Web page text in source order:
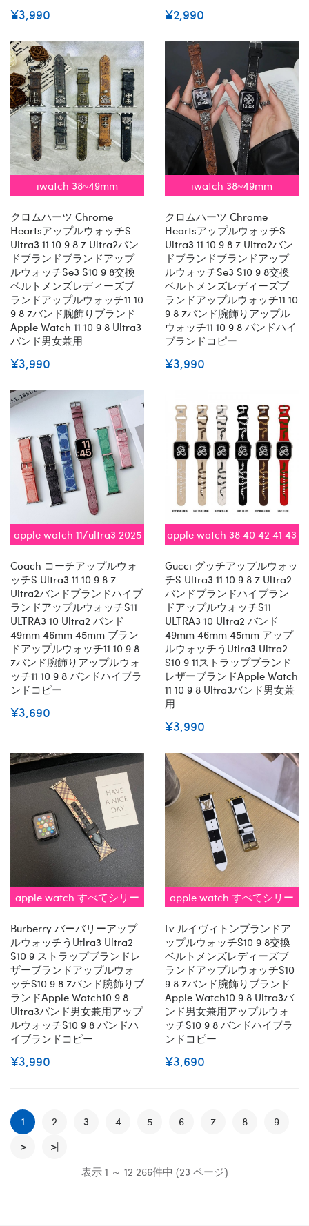
¥3,990 ¥2,990
iwatch 38~49mm
クロムハーツ Chrome
Heartsアップルウォッチs
Ultra3 11 10 9 8 7 Ultra2バン
ドブランドブランドアップ
ルウォッチse3 S10 9 8交換
ベルトメンズレディーズブ
ランドアップルウォッチ11 10
9 8 7バンド腕飾りブランド
Apple Watch 11 10 9 8 Ultra3
バンド男女兼用
¥3,990
iwatch 38~49mm
クロムハーツ Chrome
Heartsアップルウォッチs
Ultra3 11 10 9 8 7 Ultra2バン
ドブランドブランドアップ
ルウォッチse3 S10 9 8交換
ベルトメンズレディーズブ
ランドアップルウォッチ11 10
9 8 7バンド腕飾りアップル
ウォッチ11 10 9 8 バンドハイ
ブランドコピー
¥3,990
apple watch 11/ultra3 2025
Coach コーチアップルウォ
ッチs Ultra3 11 10 9 8 7
Ultra2バンドブランドハイブ
ランドアップルウォッチs11
ULTRA3 10 Ultra2 バンド
49mm 46mm 45mm ブラン
ドアップルウォッチ11 10 9 8
7バンド腕飾りアップルウォ
ッチ11 10 9 8 バンドハイブラ
ンドコピー
¥3,690
apple watch 38 40 42 41 43
Gucci グッチアップルウォッ
チs Ultra3 11 10 9 8 7 Ultra2
バンドブランドハイブラン
ドアップルウォッチs11
ULTRA3 10 Ultra2 バンド
49mm 46mm 45mm アップ
ルウォッチうutlra3 Ultra2
S10 9 11ストラップブランド
レザーブランドapple Watch
11 10 9 8 Ultra3バンド男女兼
用
¥3,990
apple watch すべてシリー
Burberry バーバリーアップ
ルウォッチうutlra3 Ultra2
S10 9 ストラップブランドレ
ザーブランドアップルウォ
ッチs10 9 8 7バンド腕飾りブ
ランドapple Watch10 9 8
Ultra3バンド男女兼用アップ
ルウォッチs10 9 8 バンドハ
イブランドコピー
¥3,990
apple watch すべてシリー
Lv ルイヴィトンブランドア
ップルウォッチs10 9 8交換
ベルトメンズレディーズブ
ランドアップルウォッチs10
9 8 7バンド腕飾りブランド
Apple Watch10 9 8 Ultra3バ
ンド男女兼用アップルウォ
ッチs10 9 8 バンドハイブラ
ンドコピー
¥3,690
1 2 3 4 5 6 7 8
9
>
>|
表示 1 ～ 12 266件中 (23 ページ)